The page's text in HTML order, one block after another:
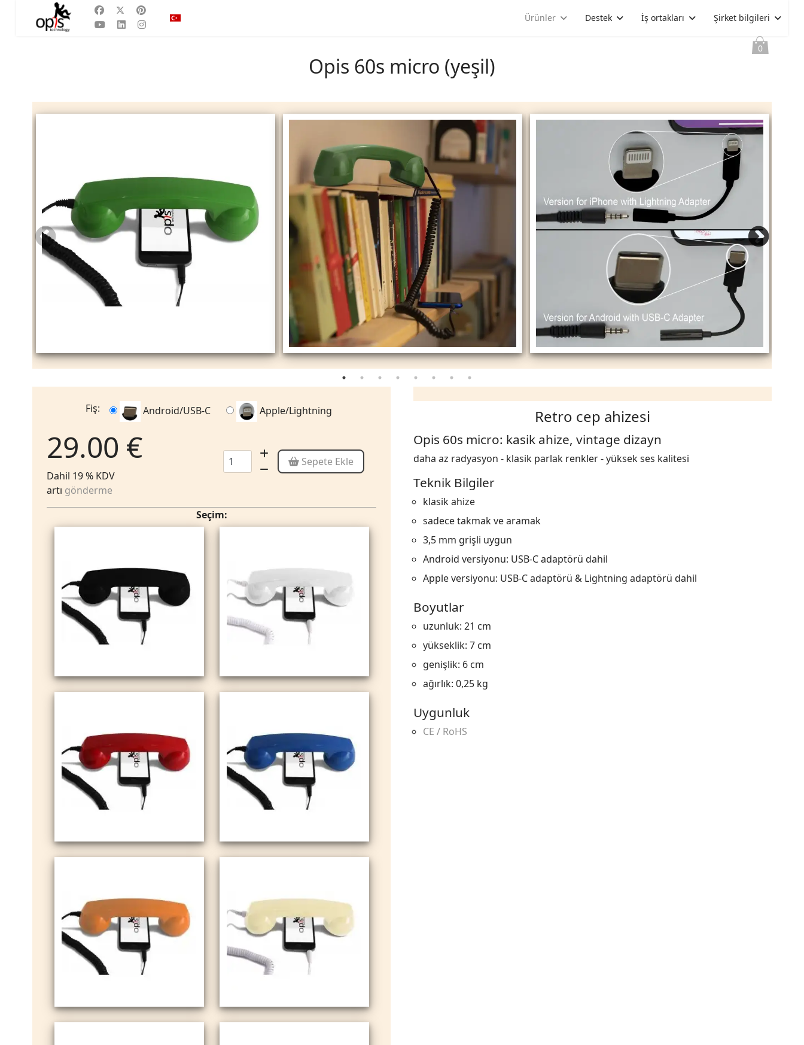
Dilinizi seçin
0
Ürünler Destek İş ortakları Şirket bilgileri
Opis 60s micro (yeşil)
Fiş: Android/USB-C Apple/Lightning
29.00 €
Dahil 19 % KDV
artı gönderme
Sepete Ekle
Seçim:
Retro cep ahizesi
Opis 60s micro: kasik ahize, vintage dizayn
daha az radyasyon - klasik parlak renkler - yüksek ses kalitesi
Teknik Bilgiler
klasik ahize
sadece takmak ve aramak
3,5 mm grişli uygun
Android versiyonu: USB-C adaptörü dahil
Apple versiyonu: USB-C adaptörü & Lightning adaptörü dahil
Boyutlar
uzunluk: 21 cm
yükseklik: 7 cm
genişlik: 6 cm
ağırlık: 0,25 kg
Uygunluk
CE / RoHS